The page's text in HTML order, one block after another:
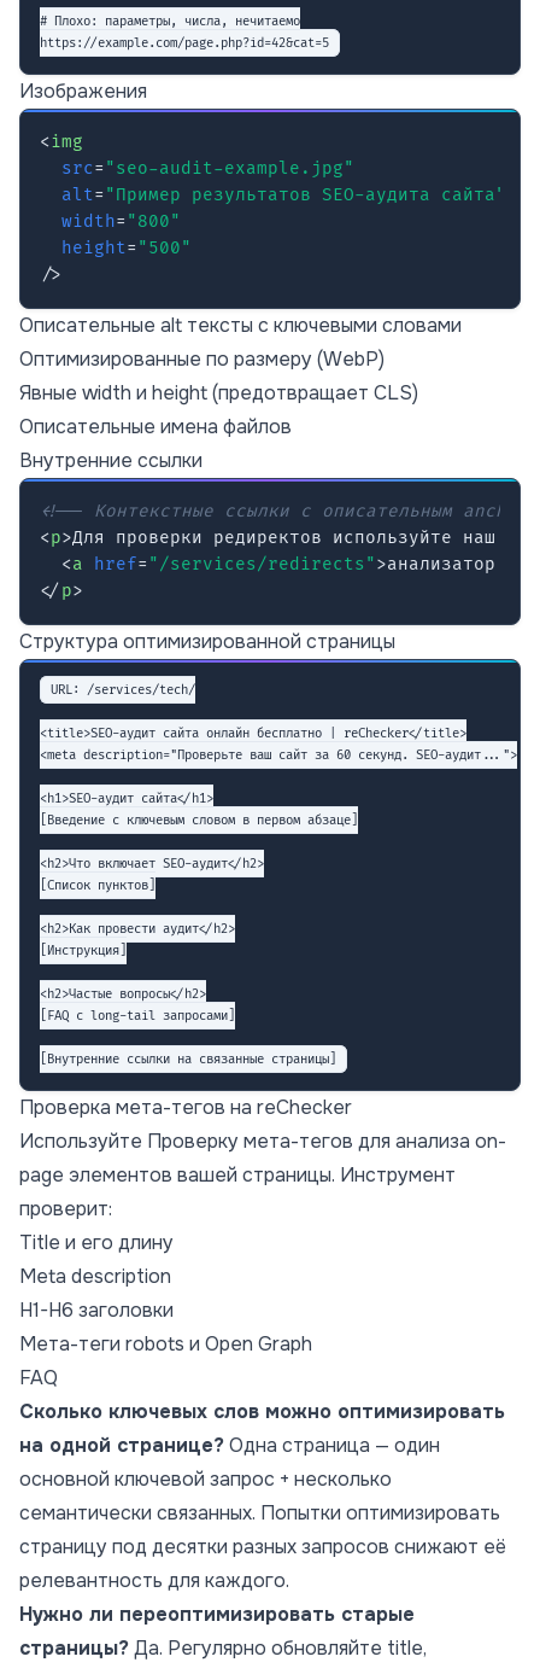
# Плохо: параметры, числа, нечитаемо
Изображения
<img
src= "seo-audit-example.jpg"
alt= "Пример результатов SEO-аудита сайта"
width= "800"
height= "500"
/>
Описательные alt тексты с ключевыми словами
Оптимизированные по размеру (WebP)
Явные width и height (предотвращает CLS)
Описательные имена файлов
Внутренние ссылки
<!-- Контекстные ссылки с описательным
<p>Для проверки редиректов используйте наш
<a href= "/services/redirects">анализатор
</p>
Структура оптимизированной страницы
URL: /services/tech/
<title>SEO-аудит сайта онлайн бесплатно | reChecker</title>
<meta description="Проверьте ваш сайт за 60 секунд. SEO-аудит...">
<h1>SEO-аудит сайта</h1>
[Введение с ключевым словом в первом абзаце]
<h2>Что включает SEO-аудит</h2>
[Список пунктов]
<h2>Как провести аудит</h2>
[Инструкция]
<h2>Частые вопросы</h2>
[FAQ с long-tail запросами]
Проверка мета-тегов на reChecker
Используйте Проверку мета-тегов для анализа on-
page элементов вашей страницы. Инструмент
проверит:
Title и его длину
Meta description
H1-H6 заголовки
Мета-теги robots и Open Graph
FAQ
Сколько ключевых слов можно оптимизировать
на одной странице?Одна страница — один
основной ключевой запрос + несколько
семантически связанных. Попытки оптимизировать
страницу под десятки разных запросов снижают её
релевантность для каждого.
Нужно ли переоптимизировать старые
страницы?Да. Регулярно обновляйте title,